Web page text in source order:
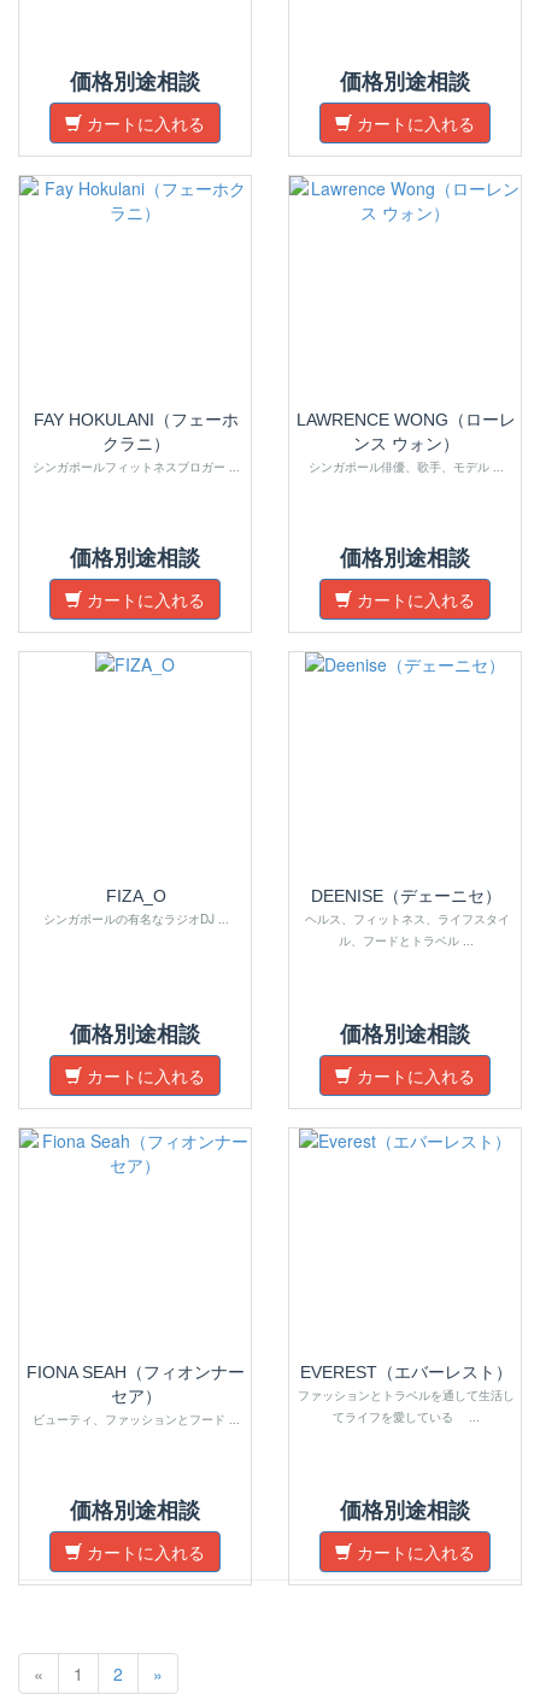
価格別途相談
カートに入れる
価格別途相談
カートに入れる
FAY HOKULANI（フェーホ
クラニ）
シンガポールフィットネスブロガー ...
価格別途相談
カートに入れる
LAWRENCE WONG（ローレ
ンス ウォン）
シンガポール俳優、歌手、モデル ...
価格別途相談
カートに入れる
FIZA_O
シンガポールの有名なラジオDJ ...
価格別途相談
カートに入れる
DEENISE（デェーニセ）
ヘルス、フィットネス、ライフスタイ
ル、フードとトラベル ...
価格別途相談
カートに入れる
FIONA SEAH（フィオンナー
セア）
ビューティ、ファッションとフード ...
価格別途相談
カートに入れる
EVEREST（エバーレスト）
ファッションとトラベルを通して生活し
てライフを愛している ...
価格別途相談
カートに入れる
« 1 2 »